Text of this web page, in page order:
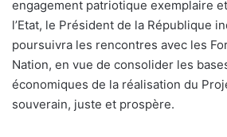
engagement patriotique exemplaire
l’Etat, le Président de la République
poursuivra les rencontres avec les
Nation, en vue de consolider les
économiques de la réalisation du
souverain, juste et prospère.